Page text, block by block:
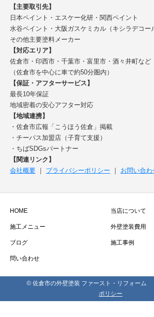
【主要取引先】
日本ペイント・エスケー化研・関西ペイント
水谷ペイント・大阪ガスケミカル（キシラデコー
その他主要塗料メーカー
【対応エリア】
佐倉市・印西市・千葉市・富里市・酒々井町など
（佐倉市を中心に車で約50分圏内）
【保証・アフターサービス】
最長10年保証
地域密着の安心アフター対応
【地域連携】
・佐倉市広報「こうほう佐倉」掲載
・チーパス加盟店（子育て支援）
・ちばSDGsパートナー
【関連リンク】
会社概要 ｜ プライバシーポリシー ｜ お問い合わ
HOME 当店について
施工メニュー 外壁塗装費用
ブログ 施工事例
問い合わせ
© 佐倉市の外壁塗装 ファースト・リフォーム
ポリシー